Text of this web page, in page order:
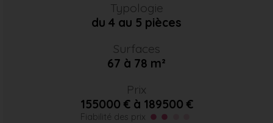
Typologie
du 4 au 5 pièces
Surfaces
67 à 78 m²
Prix
155000 € à 189500 €
Fiabilité des prix